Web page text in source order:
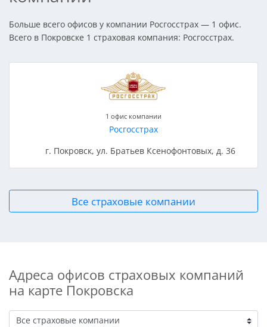
Больше всего офисов у компании Росгосстрах — 1 офис.
Всего в Покровске 1 страховая компания: Росгосстрах.
1 офис компании
Росгосстрах
г. Покровск, ул. Братьев Ксенофонтовых, д. 36
Все страховые компании
Адреса офисов страховых компаний
на карте Покровска